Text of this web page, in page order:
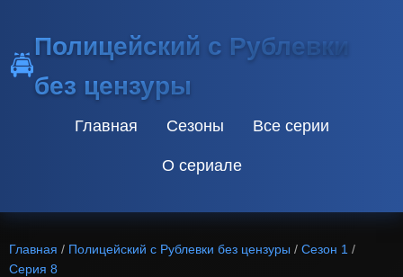
🚔
Полицейский с Рублевки
без цензуры
Главная Сезоны Все серии
О сериале
Главная / Полицейский с Рублевки без цензуры / Сезон 1 /
Серия 8